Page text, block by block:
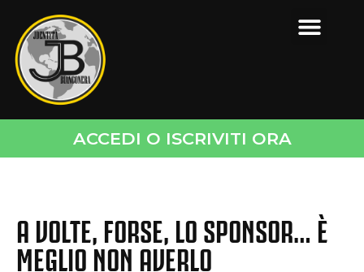
ACCEDI O ISCRIVITI ORA
A VOLTE, FORSE, LO SPONSOR… È
MEGLIO NON AVERLO